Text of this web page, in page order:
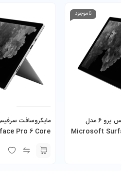
ناموجود
مایکروسافت سرفیس پرو 6 مدل
Microsoft
Pro 6 Core
همراه کیبورد و شارژر